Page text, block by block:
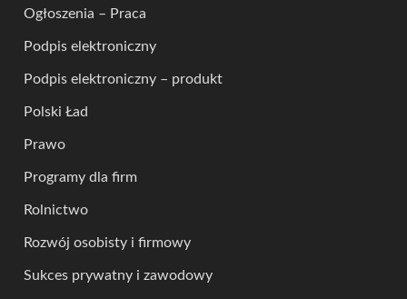
Ogłoszenia – Praca
Podpis elektroniczny
Podpis elektroniczny – produkt
Polski Ład
Prawo
Programy dla firm
Rolnictwo
Rozwój osobisty i firmowy
Sukces prywatny i zawodowy